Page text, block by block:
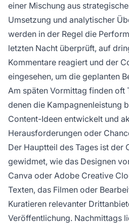
einer Mischung aus
Umsetzung und analytischer
werden in der Regel die
letzten Nacht überprüft, auf
Kommentare reagiert und der
eingesehen, um die geplanten
Am späten Vormittag finden oft
denen die Kampagnenleistung
Content-Ideen entwickelt und
Herausforderungen oder
Der Hauptteil des Tages ist der
gewidmet, wie das Designen
Canva oder Adobe Creative
Texten, das Filmen oder
Kuratieren relevanter
Veröffentlichung. Nachmittags